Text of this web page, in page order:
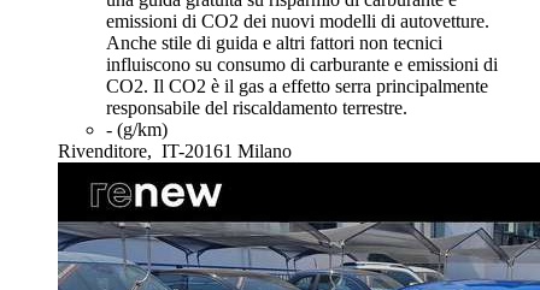
emissioni di CO2 dei nuovi modelli di autovetture.
Anche stile di guida e altri fattori non tecnici
influiscono su consumo di carburante e emissioni di
CO2. Il CO2 è il gas a effetto serra principalmente
responsabile del riscaldamento terrestre.
- (g/km)
Rivenditore, IT-20161 Milano